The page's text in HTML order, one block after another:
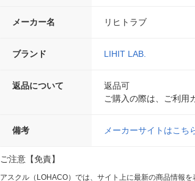
メーカー名 リヒトラブ
ブランド LIHIT LAB.
返品について
返品可
ご購入の際は、ご利用
備考 メーカーサイトはこち
ご注意【免責】
アスクル（LOHACO）では、サイト上に最新の商品情報